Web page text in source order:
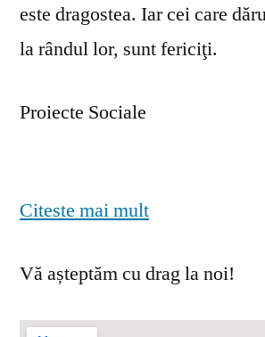
este dragostea. Iar cei care
la rândul lor, sunt fericiţi.
Proiecte Sociale
Citeste mai mult
Vă așteptăm cu drag la noi!